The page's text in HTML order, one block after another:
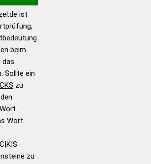
zu
um die
zu
12
ist
beim
das
Sollte ein
zu
Wort
zu